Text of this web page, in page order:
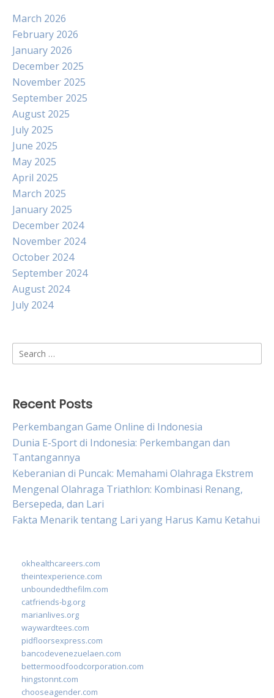
March 2026
February 2026
January 2026
December 2025
November 2025
September 2025
August 2025
July 2025
June 2025
May 2025
April 2025
March 2025
January 2025
December 2024
November 2024
October 2024
September 2024
August 2024
July 2024
Search
for:
Recent Posts
Perkembangan Game Online di Indonesia
Dunia E-Sport di Indonesia: Perkembangan dan
Tantangannya
Keberanian di Puncak: Memahami Olahraga Ekstrem
Mengenal Olahraga Triathlon: Kombinasi Renang,
Bersepeda, dan Lari
Fakta Menarik tentang Lari yang Harus Kamu Ketahui
okhealthcareers.com
theintexperience.com
unboundedthefilm.com
catfriends-bg.org
marianlives.org
waywardtees.com
pidfloorsexpress.com
bancodevenezuelaen.com
bettermoodfoodcorporation.com
hingstonnt.com
chooseagender.com